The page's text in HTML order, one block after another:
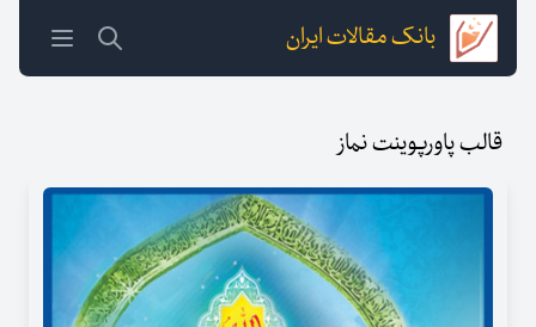
بانک مقالات ایران
قالب پاورپوینت نماز